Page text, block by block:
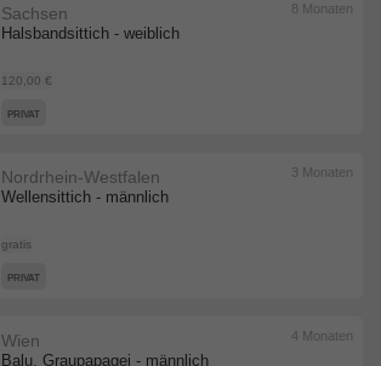
Halsbandsittich - weiblich
Sachsen
120,00 €
8 Monaten
PRIVAT
Wellensittich - männlich
Nordrhein-Westfalen
gratis
3 Monaten
PRIVAT
Balu, Graupapagei - männlich
Wien 4 Monaten